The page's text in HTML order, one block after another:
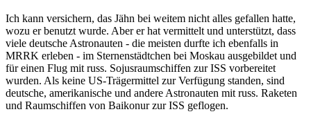
Ich kann versichern, das Jähn bei weitem nicht alles gefallen hatte,
wozu er benutzt wurde. Aber er hat vermittelt und unterstützt, dass
viele deutsche Astronauten - die meisten durfte ich ebenfalls in
MRRK erleben - im Sternenstädtchen bei Moskau ausgebildet und
für einen Flug mit russ. Sojusraumschiffen zur ISS vorbereitet
wurden. Als keine US-Trägermittel zur Verfügung standen, sind
deutsche, amerikanische und andere Astronauten mit russ. Raketen
und Raumschiffen von Baikonur zur ISS geflogen.